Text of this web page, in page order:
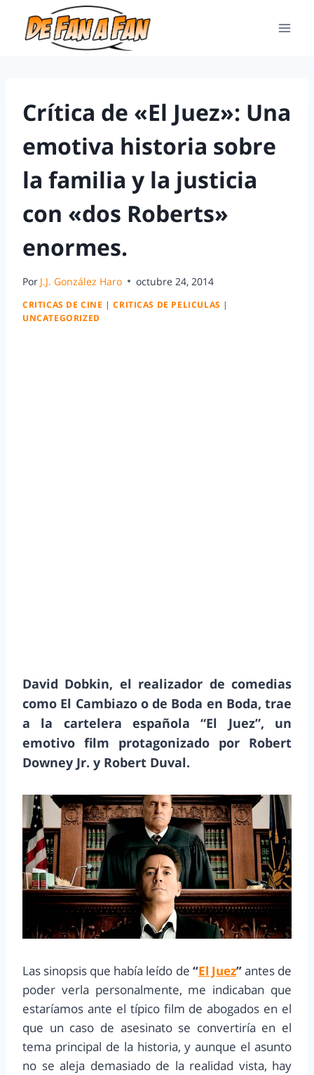
Crítica de «El Juez»: Una
emotiva historia sobre
la familia y la justicia
con «dos Roberts»
enormes.
Por J.J. González Haro octubre 24, 2014
CRITICAS DE CINE |CRITICAS DE PELICULAS |
UNCATEGORIZED
David Dobkin, el realizador de comedias
como El Cambiazo o de Boda en Boda, trae
a la cartelera española “El Juez”, un
emotivo film protagonizado por Robert
Downey Jr. y Robert Duval.
Las sinopsis que había leído de “El Juez”antes de
poder verla personalmente, me indicaban que
estaríamos ante el típico film de abogados en el
que un caso de asesinato se convertiría en el
tema principal de la historia, y aunque el asunto
no se aleja demasiado de la realidad vista, hay